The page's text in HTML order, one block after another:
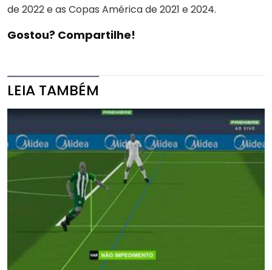
de 2022 e as Copas América de 2021 e 2024.
Gostou? Compartilhe!
LEIA TAMBÉM